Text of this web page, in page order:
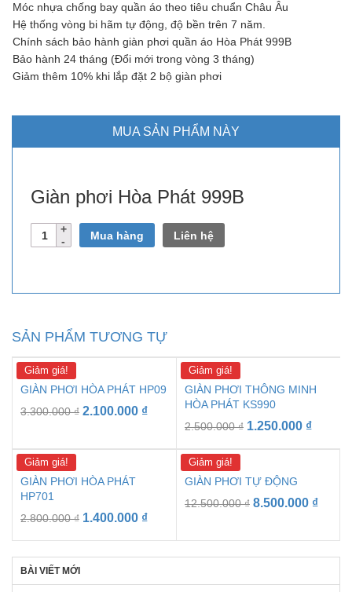
Móc nhựa chống bay quần áo theo tiêu chuẩn Châu Âu
Hệ thống vòng bi hãm tự động, độ bền trên 7 năm.
Chính sách bảo hành giàn phơi quần áo Hòa Phát 999B
Bảo hành 24 tháng (Đổi mới trong vòng 3 tháng)
Giảm thêm 10% khi lắp đặt 2 bộ giàn phơi
MUA SẢN PHẨM NÀY
Giàn phơi Hòa Phát 999B
Số
lượng
Mua hàng Liên hệ
SẢN PHẨM TƯƠNG TỰ
Giảm giá!
GIÀN PHƠI HÒA PHÁT HP09
3.300.000₫ 2.100.000 ₫
Giảm giá!
GIÀN PHƠI THÔNG MINH
HÒA PHÁT KS990
2.500.000₫ 1.250.000 ₫
Giảm giá!
GIÀN PHƠI HÒA PHÁT
HP701
2.800.000₫ 1.400.000 ₫
Giảm giá!
GIÀN PHƠI TỰ ĐỘNG
12.500.000₫ 8.500.000 ₫
BÀI VIẾT MỚI